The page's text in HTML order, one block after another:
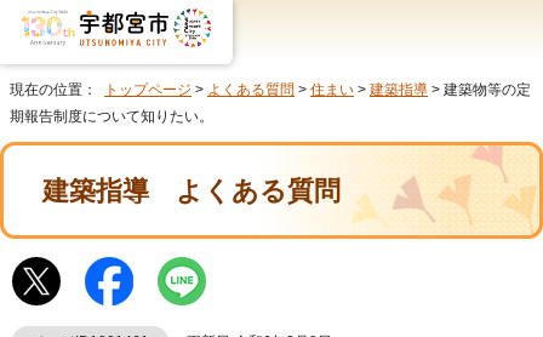
現在の位置： トップページ > よくある質問 > 住まい > 建築指導 > 建築物等の定
期報告制度について知りたい。
建築指導 よくある質問